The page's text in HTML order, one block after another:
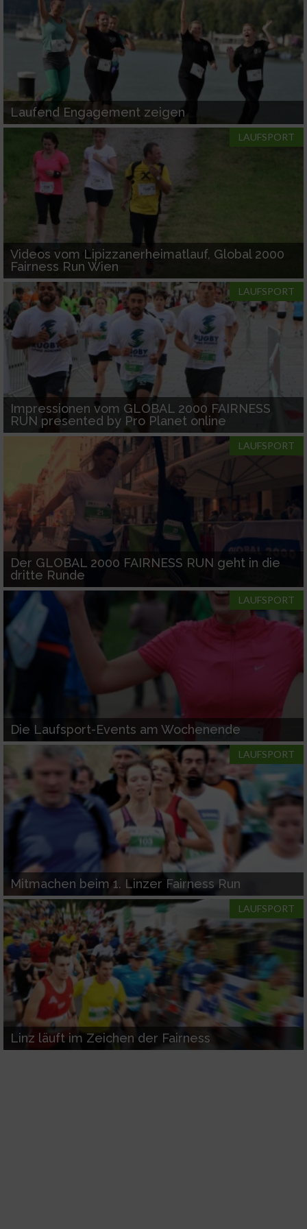
Laufend Engagement zeigen
LAUFSPORT
Videos vom Lipizzanerheimatlauf, Global 2000
Fairness Run Wien
LAUFSPORT
Impressionen vom GLOBAL 2000 FAIRNESS
RUN presented by Pro Planet online
LAUFSPORT
Der GLOBAL 2000 FAIRNESS RUN geht in die
dritte Runde
LAUFSPORT
Die Laufsport-Events am Wochenende
LAUFSPORT
Mitmachen beim 1. Linzer Fairness Run
LAUFSPORT
Linz läuft im Zeichen der Fairness
Messung der Werbeleistung
Messung der Performance von Inhalten
Analyse von Zielgruppen durch Statistiken
oder Kombinationen von Daten aus
verschiedenen Quellen
Entwicklung und Verbesserung der Angebote
Verwendung reduzierter Daten zur Auswahl
von Inhalten
IAB-Besonderheiten:
Verwendung genauer Standortdaten
Geräte anhand von aktiv angeforderten
Informationen identifizieren
Nicht-IAB-Verarbeitungszwecke:
Notwendig
Performance
Funktional
Werbung